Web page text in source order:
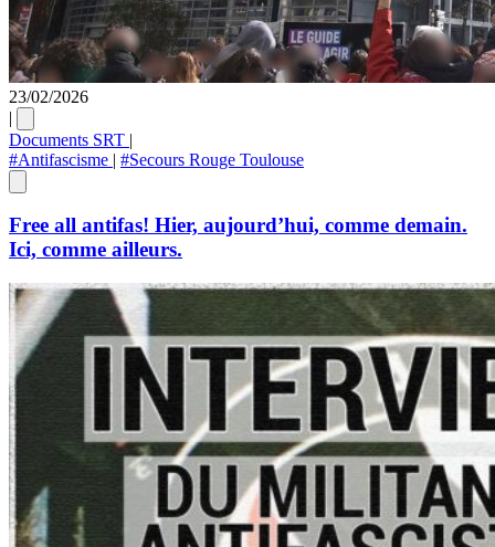
23/02/2026
|
Documents SRT |
#Antifascisme | #Secours Rouge Toulouse
Free all antifas! Hier, aujourd’hui, comme demain.
Ici, comme ailleurs.